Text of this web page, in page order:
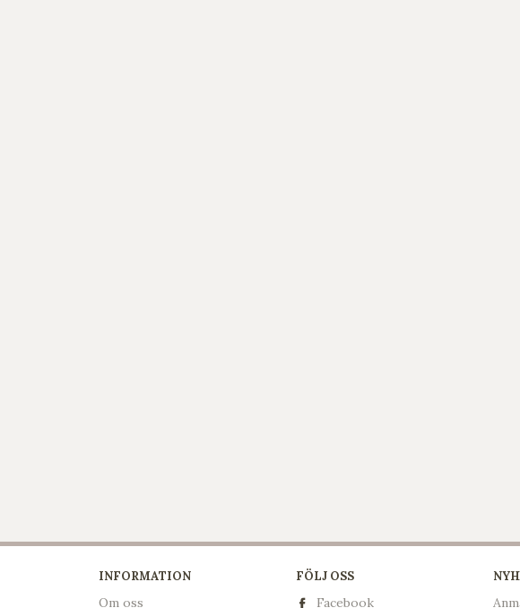
INFORMATION
Om oss
FÖLJ OSS
Facebook